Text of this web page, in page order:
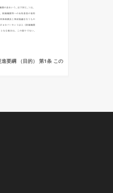
要綱 （目的） 第1条 この